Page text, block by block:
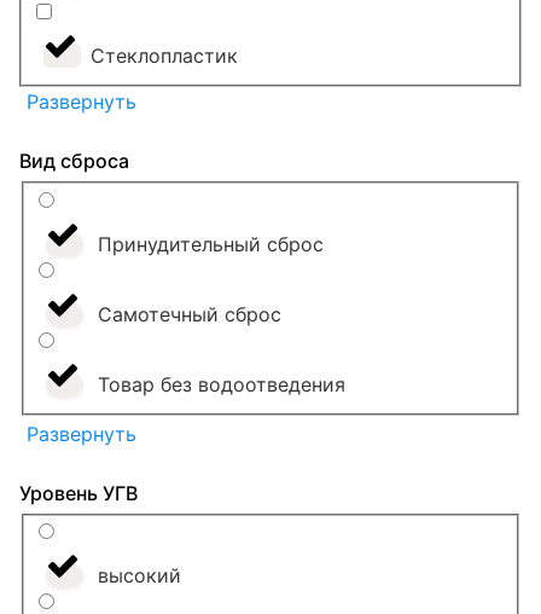
Стеклопластик
Развернуть
Вид сброса
Принудительный сброс
Самотечный сброс
Товар без водоотведения
Развернуть
Уровень УГВ
высокий